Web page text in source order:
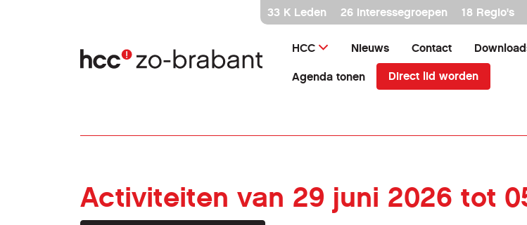
inhoud
33 K Leden 26 interessegroepen 18 Regio's
HCC Nieuws Contact
Agenda tonen Direct lid worden
Activiteiten van 29 juni 2026 tot